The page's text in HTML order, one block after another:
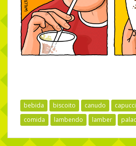
bebida biscoito canudo
comida
lambendo lamber